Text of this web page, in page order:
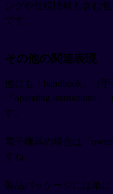
ングや仕様情報も含む
です。
その他の関連表現
他にも「handbook」（
「operating instructions
す。
電子機器の場合は「
すね。
製品パッケージには単